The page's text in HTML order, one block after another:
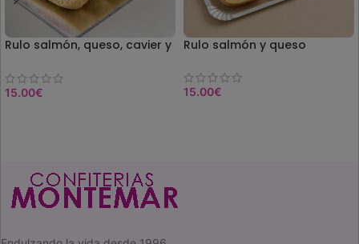
Rulo salmón, queso, cavier y
15.00€
Rulo salmón y queso
15.00€